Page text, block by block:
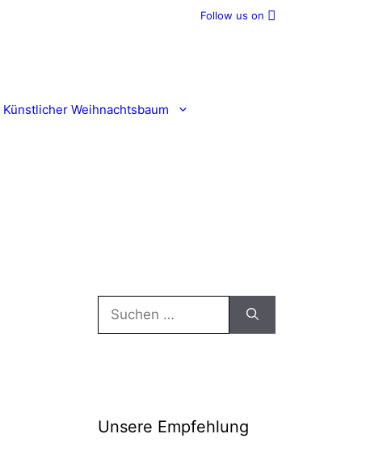
Follow us on
Künstlicher Weihnachtsbaum
Suchen
nach:
Unsere Empfehlung